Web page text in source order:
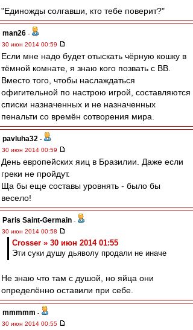
"Единожды солгавши, кто тебе поверит?"
man26 -
30 июн 2014 00:59
Если мне надо будет отыскать чёрную кошку в
тёмной комнате, я знаю кого позвать с ВВ.
Вместо того, чтобы наслаждаться
офигительной по настрою игрой, составляются
списки назначенных и не назначенных
пенальти со времён сотворения мира.
pavluha32 -
30 июн 2014 00:59
День европейских яиц в Бразилии. Даже если
греки не пройдут.
Ща бы еще составы уровнять - было бы
весело!
Paris Saint-Germain -
30 июн 2014 00:58
Crosser » 30 июн 2014 01:55
Эти суки душу дьяволу продали не иначе
Не знаю что там с душой, но яйца они
определённо оставили при себе.
mmmmm -
30 июн 2014 00:55